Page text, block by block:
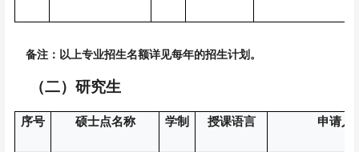
备注：以上专业招生名额详见每年的招生计划。
（二）研究生
序号 硕士点名称 学制 授课语言 申请人